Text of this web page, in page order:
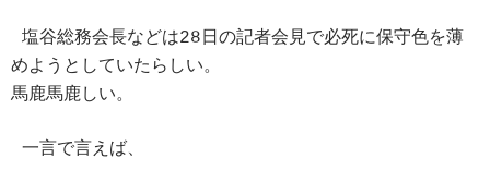
o
k
n
塩谷総務会長などは28日の記者会見で必死に保守色を薄
めようとしていたらしい。
馬鹿馬鹿しい。
一言で言えば、